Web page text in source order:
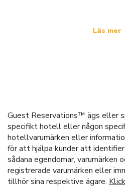
Läs mer
Guest Reservations™ ägs eller
specifikt hotell eller någon
hotellvarumärken eller
för att hjälpa kunder att
sådana egendomar, varumärken
registrerade varumärken eller
tillhör sina respektive ägare.